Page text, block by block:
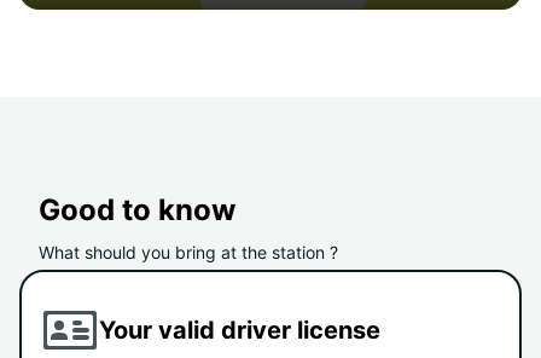
Good to know
What should you bring at the station ?
Your valid driver license